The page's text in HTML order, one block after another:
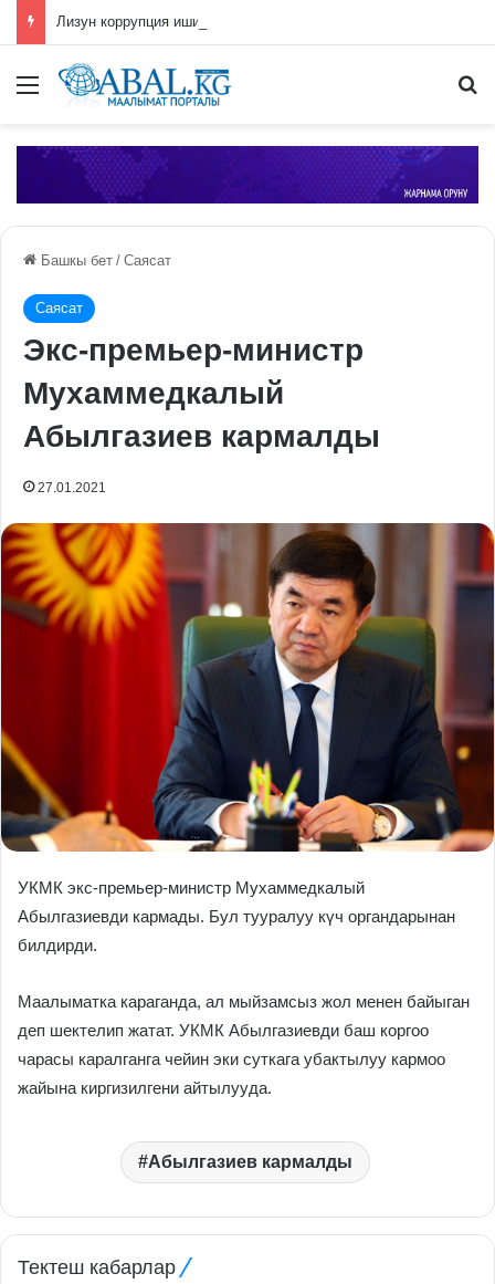
Лизун коррупция иши боюнча СИЗОго камакка алынды
Меню
Башкы бет / Саясат
Саясат
Экс-премьер-министр
Мухаммедкалый
Абылгазиев кармалды
27.01.2021
УКМК экс-премьер-министр Мухаммедкалый
Абылгазиевди кармады. Бул тууралуу күч органдарынан
билдирди.
Маалыматка караганда, ал мыйзамсыз жол менен байыган
деп шектелип жатат. УКМК Абылгазиевди баш коргоо
чарасы каралганга чейин эки суткага убактылуу кармоо
жайына киргизилгени айтылууда.
Абылгазиев кармалды
Тектеш кабарлар